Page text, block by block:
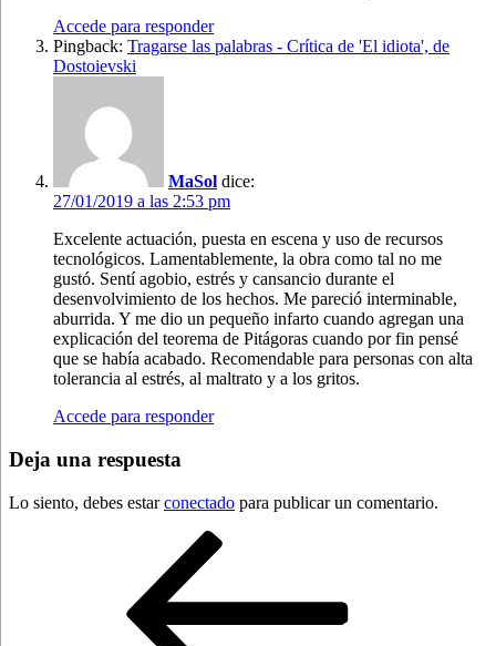
Accede para responder
Pingback: Tragarse las palabras - Crítica de 'El idiota', de
Dostoievski
MaSol dice:
27/01/2019 a las 2:53 pm
Excelente actuación, puesta en escena y uso de recursos
tecnológicos. Lamentablemente, la obra como tal no me
gustó. Sentí agobio, estrés y cansancio durante el
desenvolvimiento de los hechos. Me pareció interminable,
aburrida. Y me dio un pequeño infarto cuando agregan una
explicación del teorema de Pitágoras cuando por fin pensé
que se había acabado. Recomendable para personas con alta
tolerancia al estrés, al maltrato y a los gritos.
Accede para responder
Deja una respuesta
Lo siento, debes estarconectado para publicar un comentario.